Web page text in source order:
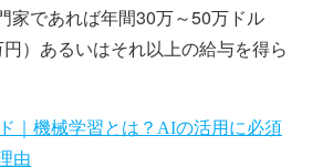
家であれば年間30万～50万ドル
円）あるいはそれ以上の給与を得ら
｜機械学習とは？AIの活用に必須
由